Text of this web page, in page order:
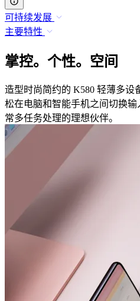
可持续发展
主要特性
掌控。个性。空间
造型时尚简约的 K580 轻薄多设
松在电脑和智能手机之间切换
常多任务处理的理想伙伴。